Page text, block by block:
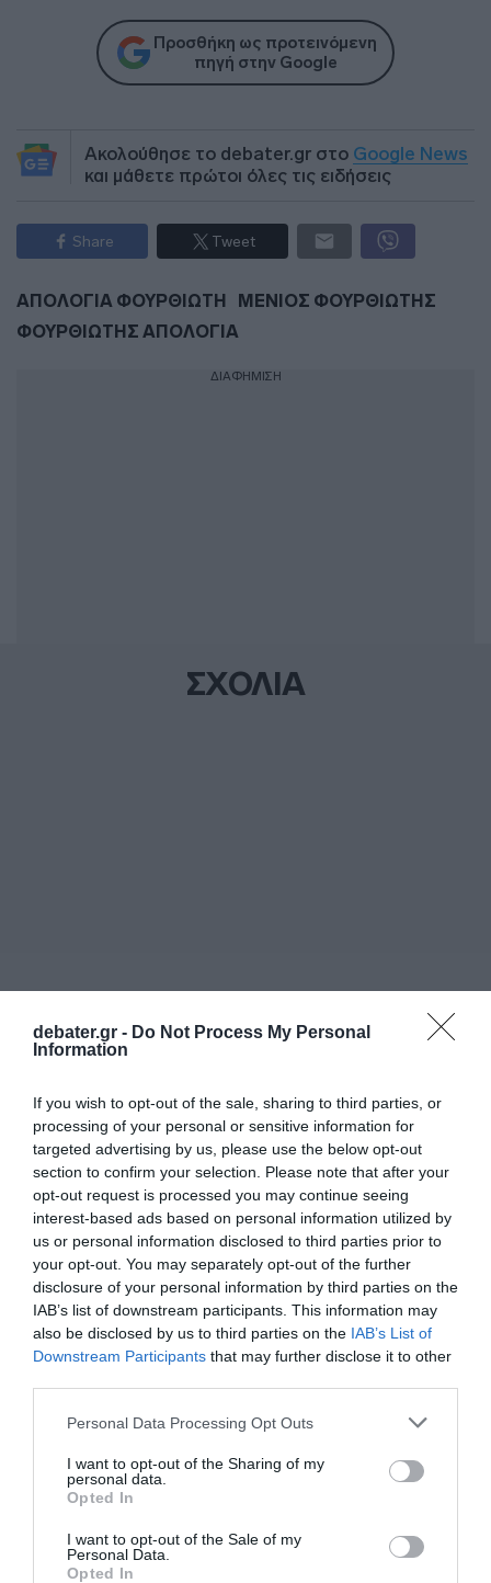
debater.gr - Do Not Process My Personal
Information
If you wish to opt-out of the sale, sharing to third parties, or
processing of your personal or sensitive information for
targeted advertising by us, please use the below opt-out
section to confirm your selection. Please note that after your
opt-out request is processed you may continue seeing
interest-based ads based on personal information utilized by
us or personal information disclosed to third parties prior to
your opt-out. You may separately opt-out of the further
disclosure of your personal information by third parties on the
IAB’s list of downstream participants. This information may
also be disclosed by us to third parties on the IAB’s List of
Downstream Participants that may further disclose it to other
Please note that this website/app uses one or more Google
not limited to your visit or usage behaviour. You may click to
grant or deny consent to Google and its third-party tags to
use your data for below specified purposes in below Google
consent section.
Personal Data Processing Opt Outs
I want to opt-out of the Sharing of my
personal data.
Opted In
I want to opt-out of the Sale of my
Personal Data.
Opted In
Προσθήκη ως προτεινόμενη
πηγή στην Google
Ακολούθησε το debater.gr στο Google News
και μάθετε πρώτοι όλες τις ειδήσεις
Share Tweet
ΑΠΟΛΟΓΙΑ ΦΟΥΡΘΙΩΤΗ
ΜΕΝΙΟΣ ΦΟΥΡΘΙΩΤΗΣ
ΦΟΥΡΘΙΩΤΗΣ ΑΠΟΛΟΓΙΑ
ΔΙΑΦΗΜΙΣΗ
ΣΧΟΛΙΑ
ΕΛΛΑΔΑ